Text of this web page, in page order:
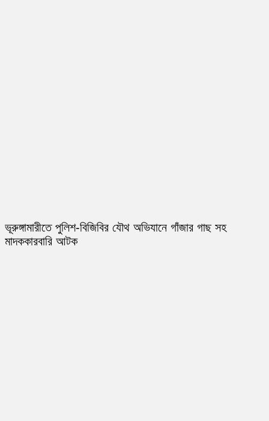
ভূরুঙ্গামারীতে পুলিশ-বিজিবির যৌথ অভিযানে গাঁজার গাছ সহ
মাদককারবারি আটক